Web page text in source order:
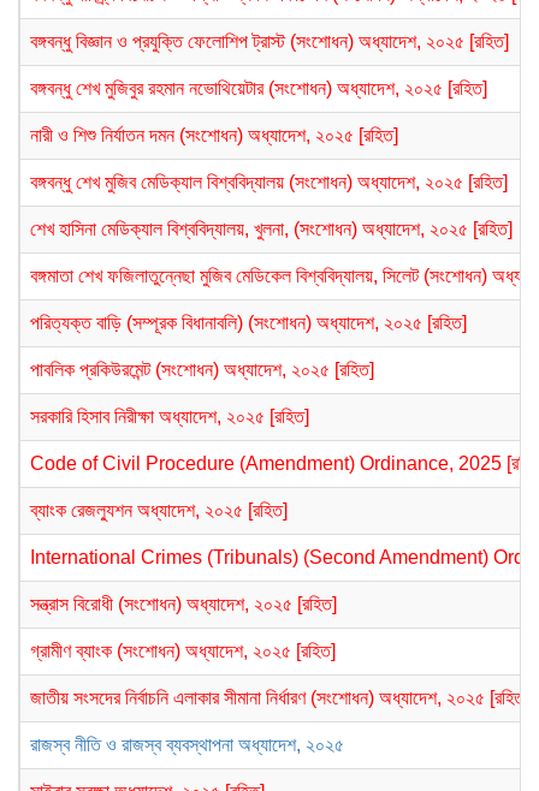
বঙ্গবন্ধু বিজ্ঞান ও প্রযুক্তি ফেলোশিপ ট্রাস্ট (সংশোধন) অধ্যাদেশ, ২০২৫ [রহিত]
বঙ্গবন্ধু শেখ মুজিবুর রহমান নভোথিয়েটার (সংশোধন) অধ্যাদেশ, ২০২৫ [রহিত]
নারী ও শিশু নির্যাতন দমন (সংশোধন) অধ্যাদেশ, ২০২৫ [রহিত]
বঙ্গবন্ধু শেখ মুজিব মেডিক্যাল বিশ্ববিদ্যালয় (সংশোধন) অধ্যাদেশ, ২০২৫ [রহিত]
শেখ হাসিনা মেডিক্যাল বিশ্ববিদ্যালয়, খুলনা, (সংশোধন) অধ্যাদেশ, ২০২৫ [রহিত]
বঙ্গমাতা শেখ ফজিলাতুন্নেছা মুজিব মেডিকেল বিশ্ববিদ্যালয়, সিলেট (সংশোধন)
পরিত্যক্ত বাড়ি (সম্পূরক বিধানাবলি) (সংশোধন) অধ্যাদেশ, ২০২৫ [রহিত]
পাবলিক প্রকিউরমেন্ট (সংশোধন) অধ্যাদেশ, ২০২৫ [রহিত]
সরকারি হিসাব নিরীক্ষা অধ্যাদেশ, ২০২৫ [রহিত]
Code of Civil Procedure (Amendment) Ordinance, 2025
ব্যাংক রেজল্যুশন অধ্যাদেশ, ২০২৫ [রহিত]
International Crimes (Tribunals) (Second Amendment)
সন্ত্রাস বিরোধী (সংশোধন) অধ্যাদেশ, ২০২৫ [রহিত]
গ্রামীণ ব্যাংক (সংশোধন) অধ্যাদেশ, ২০২৫ [রহিত]
জাতীয় সংসদের নির্বাচনি এলাকার সীমানা নির্ধারণ (সংশোধন) অধ্যাদেশ, ২০২৫ [রহিত]
রাজস্ব নীতি ও রাজস্ব ব্যবস্থাপনা অধ্যাদেশ, ২০২৫